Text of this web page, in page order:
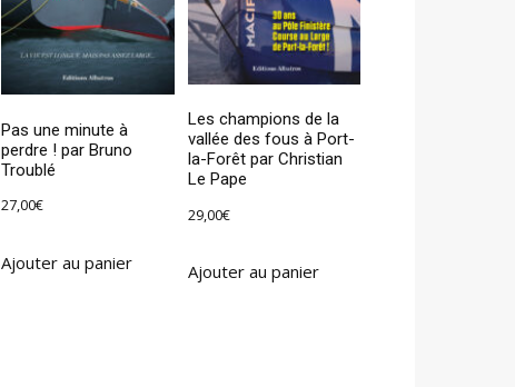
Pas une minute à
perdre ! par Bruno
Troublé
27,00€
Ajouter au panier
Les champions de la
vallée des fous à Port-
la-Forêt par Christian
Le Pape
29,00€
Ajouter au panier